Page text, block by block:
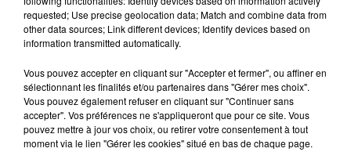
DAVID GUETTA & RIHANNA DADJU
requested; Use precise geolocation data; Match and combine data from
other data sources; Link different devices; Identify devices based on
information transmitted automatically.
Vous pouvez accepter en cliquant sur "Accepter et fermer", ou affiner en
sélectionnant les finalités et/ou partenaires dans "Gérer mes choix".
Vous pouvez également refuser en cliquant sur "Continuer sans
accepter". Vos préférences ne s'appliqueront que pour ce site. Vous
pouvez mettre à jour vos choix, ou retirer votre consentement à tout
moment via le lien "Gérer les cookies" situé en bas de chaque page.